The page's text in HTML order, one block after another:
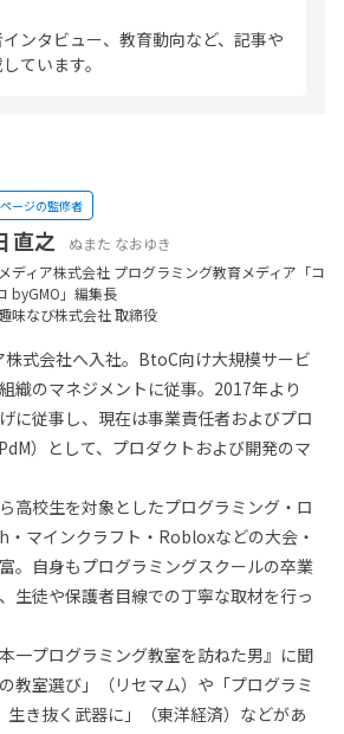
ンタビュー、教育動向など、記事や
ています。
ージの監修者
直之
ぬまた なおゆき
ディア株式会社 プログラミング教育メディア「コ
byGMO」編集長
味なび株式会社 取締役
株式会社へ入社。BtoC向け大規模サービ
織のマネジメントに従事。2017年より
に従事し、現在は事業責任者およびプロ
）として、プロダクトおよび開発のマ
高校生を対象としたプログラミング・ロ
マインクラフト・Robloxなどの大会・
。自身もプログラミングスクールの卒業
生徒や保護者目線での丁寧な取材を行っ
一プログラミング教室を訪ねた男』に聞
教室選び」（リセマム）や「プログラミ
生き抜く武器に」（東洋経済）などがあ